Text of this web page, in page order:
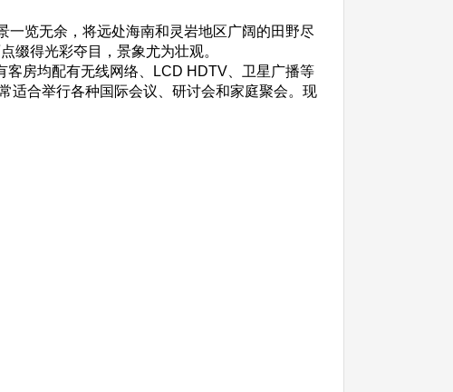
览无余，将远处海南和灵岩地区广阔的田野尽
缀得光彩夺目，景象尤为壮观。
房均配有无线网络、LCD HDTV、卫星广播等
适合举行各种国际会议、研讨会和家庭聚会。现